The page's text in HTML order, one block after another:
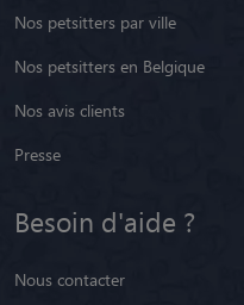
Nos petsitters par ville
Nos petsitters en Belgique
Nos avis clients
Presse
Besoin d'aide ?
Nous contacter